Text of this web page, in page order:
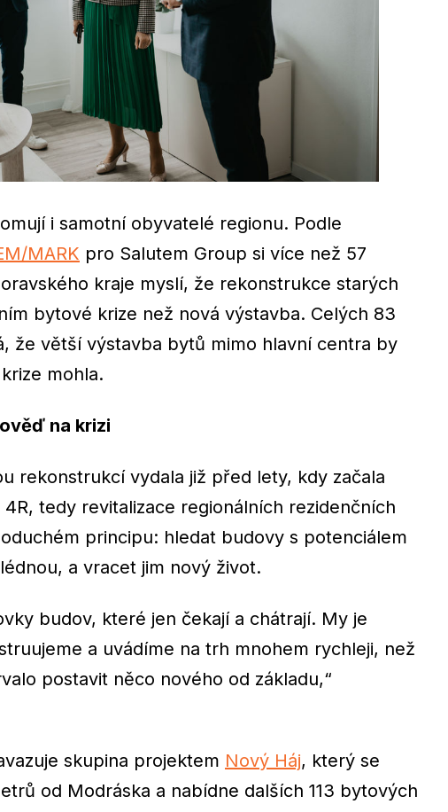
i samotní obyvatelé regionu. Podle
MARK pro Salutem Group si více než 57
kraje myslí, že rekonstrukce starých
bytové krize než nová výstavba. Celých 83
že větší výstavba bytů mimo hlavní centra by
mohla.
na krizi
rekonstrukcí vydala již před lety, kdy začala
tedy revitalizace regionálních rezidenčních
principu: hledat budovy s potenciálem
a vracet jim nový život.
budov, které jen čekají a chátrají. My je
a uvádíme na trh mnohem rychleji, než
postavit něco nového od základu,“
skupina projektem Nový Háj, který se
od Modráska a nabídne dalších 113 bytových